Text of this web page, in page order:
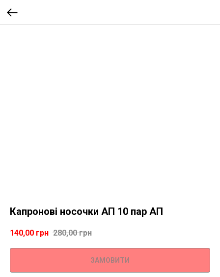
Капронові носочки АП 10 пар АП
140,00 грн 280,00 грн
ЗАМОВИТИ